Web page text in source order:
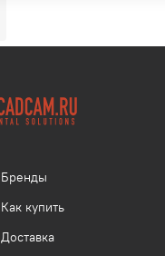
Бренды
Как купить
Доставка